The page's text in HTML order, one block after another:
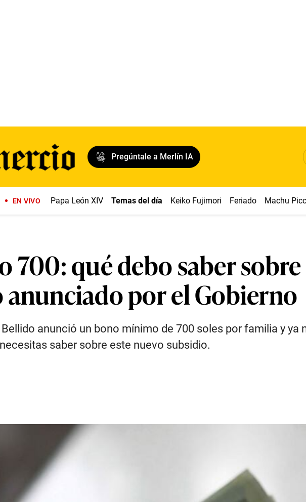
Pregúntale a Merlín IA
EN VIVO Papa León XIV Temas del día Keiko Fujimori Feriado Machu
700: qué debo saber
por el Gobierno
anunció un bono mínimo de 700 soles por familia y ya
saber sobre este nuevo subsidio.